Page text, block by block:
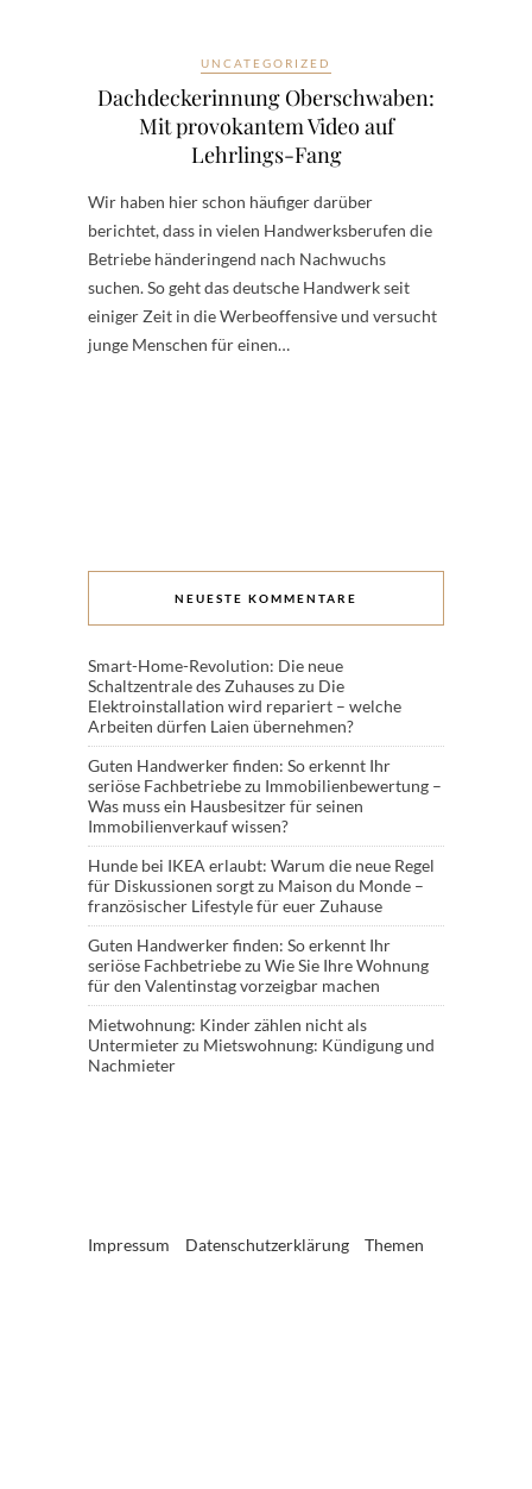
UNCATEGORIZED
Dachdeckerinnung Oberschwaben:
Mit provokantem Video auf
Lehrlings-Fang
Wir haben hier schon häufiger darüber
berichtet, dass in vielen Handwerksberufen die
Betriebe händeringend nach Nachwuchs
suchen. So geht das deutsche Handwerk seit
einiger Zeit in die Werbeoffensive und versucht
junge Menschen für einen…
NEUESTE KOMMENTARE
Smart-Home-Revolution: Die neue
Schaltzentrale des Zuhauseszu Die
Elektroinstallation wird repariert – welche
Arbeiten dürfen Laien übernehmen?
Guten Handwerker finden: So erkennt Ihr
seriöse Fachbetriebezu Immobilienbewertung –
Was muss ein Hausbesitzer für seinen
Immobilienverkauf wissen?
Hunde bei IKEA erlaubt: Warum die neue Regel
für Diskussionen sorgtzu Maison du Monde –
französischer Lifestyle für euer Zuhause
Guten Handwerker finden: So erkennt Ihr
seriöse Fachbetriebezu Wie Sie Ihre Wohnung
für den Valentinstag vorzeigbar machen
Mietwohnung: Kinder zählen nicht als
Untermieterzu Mietswohnung: Kündigung und
Nachmieter
Impressum Datenschutzerklärung Themen